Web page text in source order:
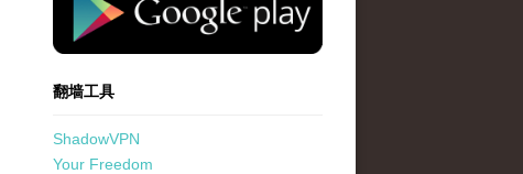
翻墙工具
ShadowVPN
Your Freedom